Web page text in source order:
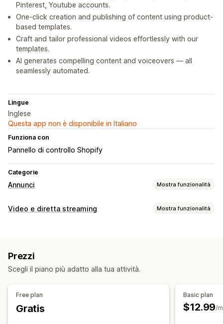
Pinterest, Youtube accounts.
One-click creation and publishing of content using product-
based templates.
Craft and tailor professional videos effortlessly with our
templates.
AI generates compelling content and voiceovers — all
seamlessly automated.
Lingue
Inglese
Questa app non è disponibile in Italiano
Funziona con
Pannello di controllo Shopify
Categorie
Annunci Mostra funzionalità
Targeting
Ottimizzazione tramite IA
Modelli
Immagini e video basati sull’IA
Analisi delle performance
Dashboard
Video e diretta streaming Mostra funzionalità
Condivisione sui social
Caroselli
Prezzi
Scegli il piano più adatto alla tua attività.
Free plan
Gratis
Basic plan
$12.99/